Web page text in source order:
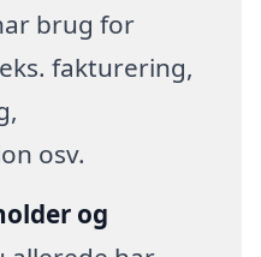
brug for
fakturering,
osv.
og